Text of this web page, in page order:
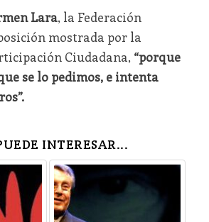
Lara, la Federación
mostrada por la
Ciudadana, “porque
se lo pedimos, e intenta
INTERESAR...